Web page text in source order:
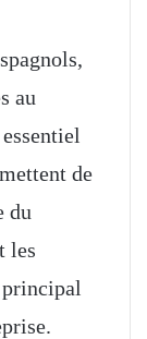
au
de
du
les